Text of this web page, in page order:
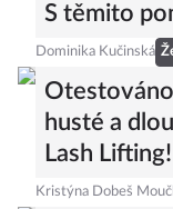
S těmito
Dominika Kučinská
husté a
Lash Lifting!
Kristýna Dobeš